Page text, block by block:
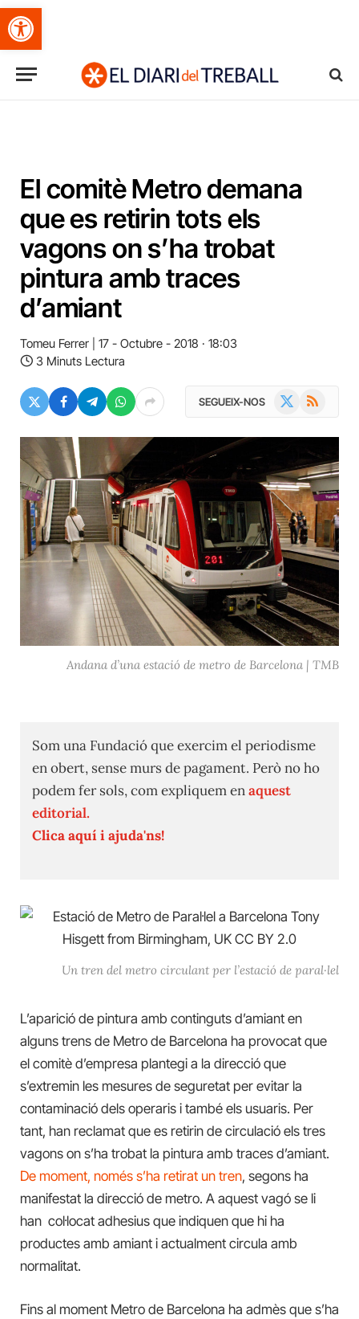
Obre la barra d'eines
El comitè Metro demana
que es retirin tots els
vagons on s’ha trobat
pintura amb traces
d’amiant
Tomeu Ferrer
17 - Octubre - 2018 · 18:03
3 Minuts Lectura
SEGUEIX-NOS RSS
Andana d’una estació de metro de Barcelona | TMB
Som una Fundació que exercim el periodisme
en obert, sense murs de pagament. Però no ho
podem fer sols, com expliquem enaquest
editorial.
Clica aquí i ajuda'ns!
Un tren del metro circulant per l’estació de paral·lel
L’aparició de pintura amb continguts d’amiant en
alguns trens de Metro de Barcelona ha provocat que
el comitè d’empresa plantegi a la direcció que
s’extremin les mesures de seguretat per evitar la
contaminació dels operaris i també els usuaris. Per
tant, han reclamat que es retirin de circulació els tres
vagons on s’ha trobat la pintura amb traces d’amiant.
De moment, només s’ha retirat un tren, segons ha
manifestat la direcció de metro. A aquest vagó se li
han col·locat adhesius que indiquen que hi ha
productes amb amiant i actualment circula amb
normalitat.
Fins al moment Metro de Barcelona ha admès que s’ha